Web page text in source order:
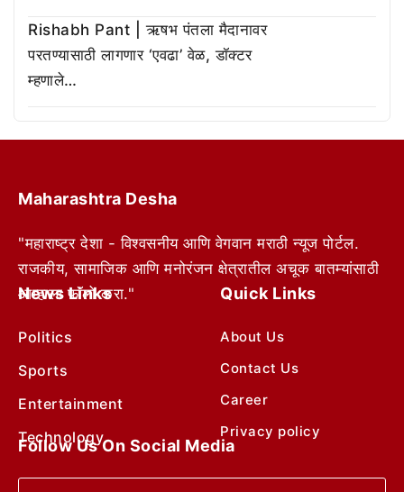
Rishabh Pant | ऋषभ पंतला मैदानावर
परतण्यासाठी लागणार ‘एवढा’ वेळ, डॉक्टर
म्हणाले…
Maharashtra Desha
"महाराष्ट्र देशा - विश्वसनीय आणि वेगवान मराठी न्यूज पोर्टल.
राजकीय, सामाजिक आणि मनोरंजन क्षेत्रातील अचूक बातम्यांसाठी
आम्हाला फॉलो करा."
News Links
Politics
Sports
Entertainment
Technology
Quick Links
About Us
Contact Us
Career
Privacy policy
Follow Us On Social Media